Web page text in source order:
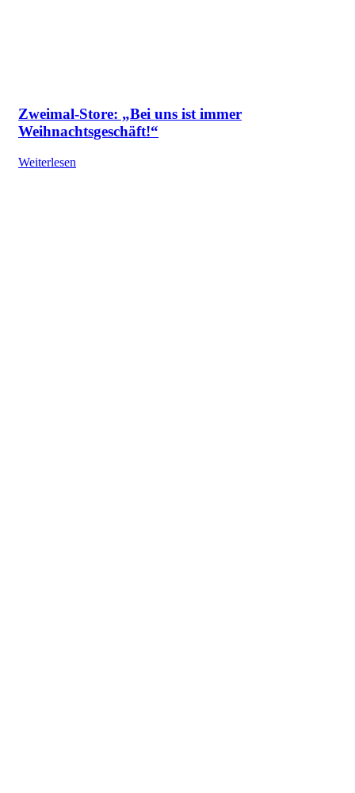
Zweimal-Store: „Bei uns ist immer
Weihnachtsgeschäft!“
Weiterlesen